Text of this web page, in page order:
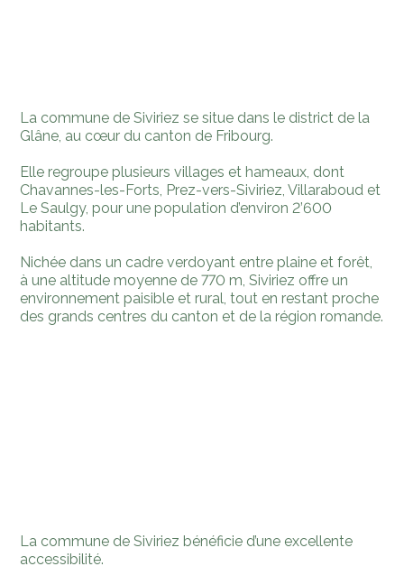
La commune de Siviriez se situe dans le district de la
Glâne, au cœur du canton de Fribourg.
Elle regroupe plusieurs villages et hameaux, dont
Chavannes-les-Forts, Prez-vers-Siviriez, Villaraboud et
Le Saulgy, pour une population d’environ 2’600
habitants.
Nichée dans un cadre verdoyant entre plaine et forêt,
à une altitude moyenne de 770 m, Siviriez offre un
environnement paisible et rural, tout en restant proche
des grands centres du canton et de la région romande.
La commune de Siviriez bénéficie d’une excellente
accessibilité.